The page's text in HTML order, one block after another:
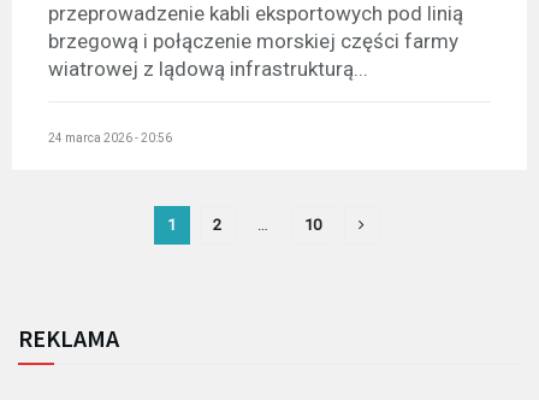
przeprowadzenie kabli eksportowych pod linią
brzegową i połączenie morskiej części farmy
wiatrowej z lądową infrastrukturą...
24 marca 2026 - 20:56
1 2 10
REKLAMA